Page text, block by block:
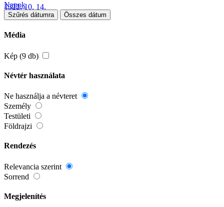
1322. 10. 14.
Napok
Szűrés dátumra Összes dátum
Média
Kép (9 db)
Névtér használata
Ne használja a névteret
Személy
Testületi
Földrajzi
Rendezés
Relevancia szerint
Sorrend
Megjelenítés